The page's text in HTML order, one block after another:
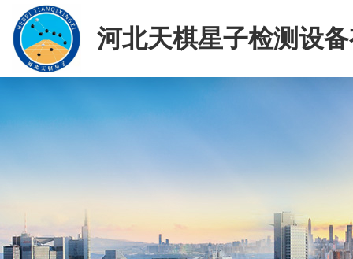
河北天棋星子检测设
司